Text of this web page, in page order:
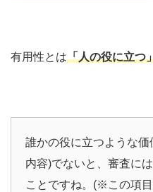
有用性とは「人の役に立つ
誰かの役に立つような
内容)でないと、審査に
ことですね。(※この項